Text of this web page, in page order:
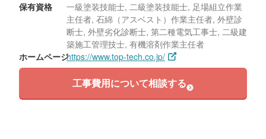
保有資格
一級塗装技能士, 二級塗装技能士, 足場組立作業
主任者, 石綿（アスベスト）作業主任者, 外壁診
断士, 外壁劣化診断士, 第二種電気工事士, 二級建
築施工管理技士, 有機溶剤作業主任者
ホームページhttps://www.top-tech.co.jp/
工事費用について相談する